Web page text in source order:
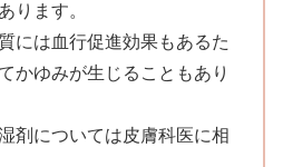
ります。
には血行促進効果もあるた
かゆみが生じることもあり
剤については皮膚科医に相